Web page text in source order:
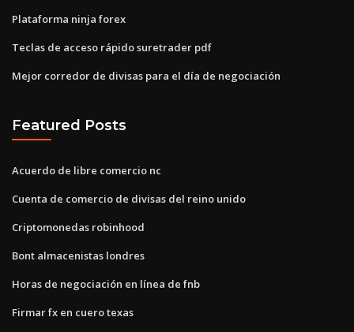
Plataforma ninja forex
Teclas de acceso rápido suretrader pdf
Mejor corredor de divisas para el día de negociación
Featured Posts
Acuerdo de libre comercio nc
Cuenta de comercio de divisas del reino unido
Criptomonedas robinhood
Bont almacenistas londres
Horas de negociación en línea de fnb
Firmar fx en cuero texas